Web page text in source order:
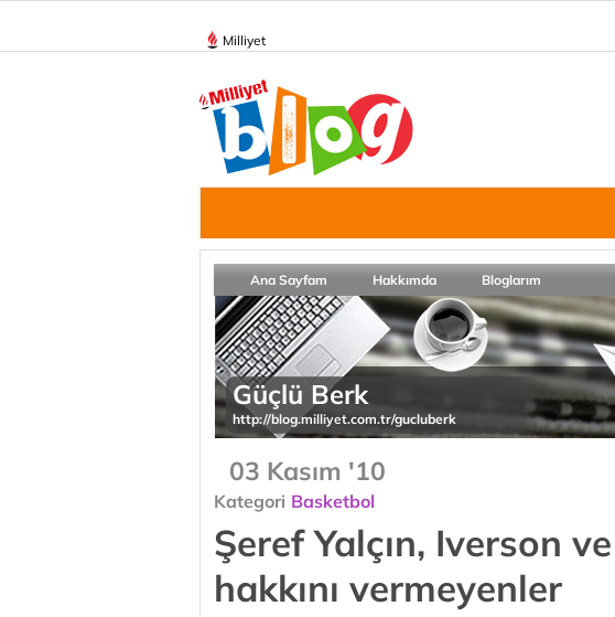
Milliyet
Ana Sayfam Hakkımda Bloglarım
Güçlü Berk
http://blog.milliyet.com.tr/gucluberk
03 Kasım '10
Kategori Basketbol
Şeref Yalçın, Iverson
hakkını vermeyenler